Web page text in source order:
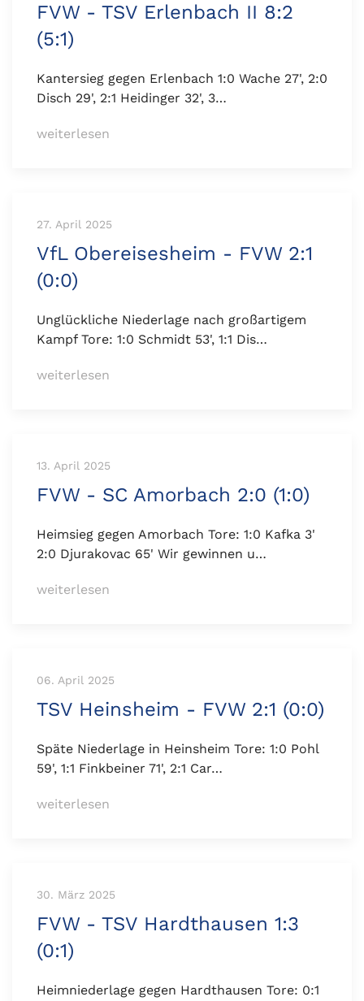
FVW - TSV Erlenbach II 8:2
(5:1)
Kantersieg gegen Erlenbach 1:0 Wache 27', 2:0
Disch 29', 2:1 Heidinger 32', 3…
weiterlesen
27. April 2025
VfL Obereisesheim - FVW 2:1
(0:0)
Unglückliche Niederlage nach großartigem
Kampf Tore: 1:0 Schmidt 53', 1:1 Dis…
weiterlesen
13. April 2025
FVW - SC Amorbach 2:0 (1:0)
Heimsieg gegen Amorbach Tore: 1:0 Kafka 3'
2:0 Djurakovac 65' Wir gewinnen u…
weiterlesen
06. April 2025
TSV Heinsheim - FVW 2:1 (0:0)
Späte Niederlage in Heinsheim Tore: 1:0 Pohl
59', 1:1 Finkbeiner 71', 2:1 Car…
weiterlesen
30. März 2025
FVW - TSV Hardthausen 1:3
(0:1)
Heimniederlage gegen Hardthausen Tore: 0:1